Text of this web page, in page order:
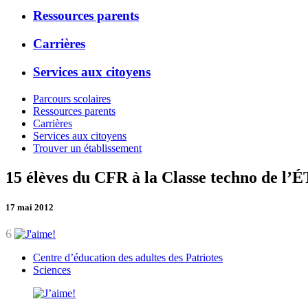
Ressources parents
Carrières
Services aux citoyens
Parcours scolaires
Ressources parents
Carrières
Services aux citoyens
Trouver un établissement
15 élèves du CFR à la Classe techno de
17 mai 2012
6
Centre d’éducation des adultes des Patriotes
Sciences